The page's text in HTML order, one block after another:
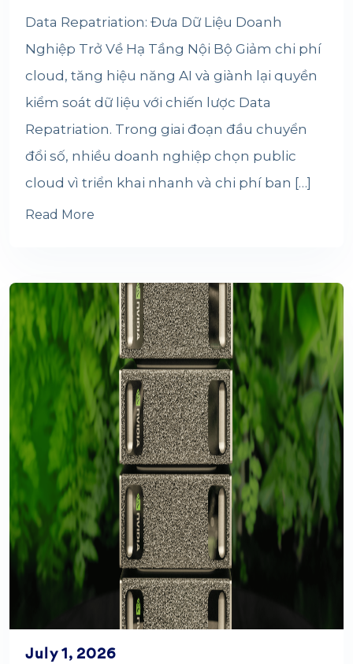
Data Repatriation: Đưa Dữ Liệu Doanh
Nghiệp Trở Về Hạ Tầng Nội Bộ Giảm chi phí
cloud, tăng hiệu năng AI và giành lại quyền
kiểm soát dữ liệu với chiến lược Data
Repatriation. Trong giai đoạn đầu chuyển
đổi số, nhiều doanh nghiệp chọn public
cloud vì triển khai nhanh và chi phí ban […]
Read More
July 1, 2026